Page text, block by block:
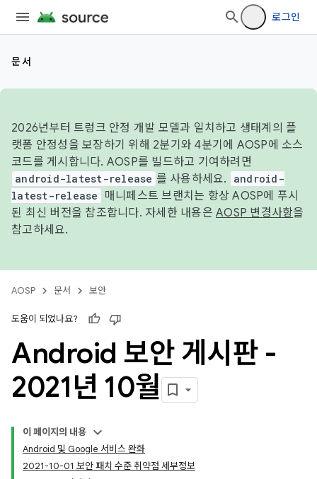
로그인
문서
2026년부터 트렁크 안정 개발 모델과 일치하고 생태계의 플
랫폼 안정성을 보장하기 위해 2분기와 4분기에 AOSP에 소스
코드를 게시합니다. AOSP를 빌드하고 기여하려면
android-latest-release 를 사용하세요.
android-
latest-release
매니페스트 브랜치는 항상 AOSP에 푸시
된 최신 버전을 참조합니다. 자세한 내용은 AOSP 변경사항을
참고하세요.
AOSP 문서 보안
도움이 되었나요?
Android 보안 게시판 -
2021년 10월
이 페이지의 내용
Android 및 Google 서비스 완화
2021-10-01 보안 패치 수준 취약점 세부정보